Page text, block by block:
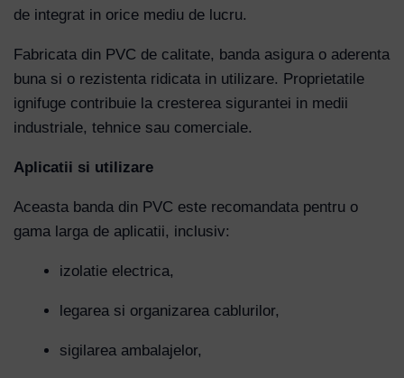
de integrat in orice mediu de lucru.
Fabricata din PVC de calitate, banda asigura o aderenta
buna si o rezistenta ridicata in utilizare. Proprietatile
ignifuge contribuie la cresterea sigurantei in medii
industriale, tehnice sau comerciale.
Aplicatii si utilizare
Aceasta banda din PVC este recomandata pentru o
gama larga de aplicatii, inclusiv:
izolatie electrica,
legarea si organizarea cablurilor,
sigilarea ambalajelor,
Lost your password?